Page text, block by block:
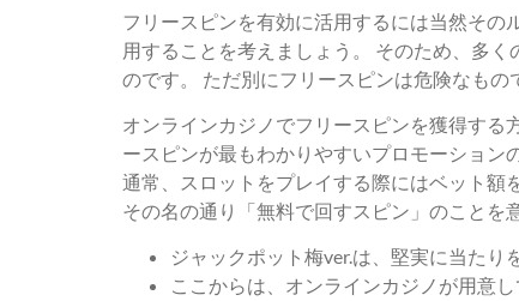
フリースピンを有効に活用するには当然そ
用することを考えましょう。 そのため、多
のです。 ただ別にフリースピンは危険なも
オンラインカジノでフリースピンを獲得する
ースピンが最もわかりやすいプロモーション
通常、スロットをプレイする際にはベット額
その名の通り「無料で回すスピン」のことを
ジャックポット梅ver.は、堅実に当たり
ここからは、オンラインカジノが用意